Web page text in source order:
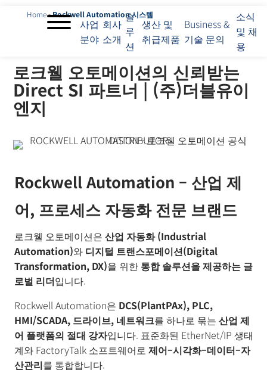
사업
분야
회사
소개
솔
루
션
생산 및
취급제품
Business &
기술 문의
소식
및 채
용
분
야
회
사
개
솔
션
생
산
및
급
제
품
BUSINESS
의
소
식
및
채
Home-Rockwell Automation 시스템
로크웰 오토메이션의 신뢰받는
Direct SI 파트너 | (주)더블유이
엔지
Rockwell Automation – 산업 제
어, 프로세스 자동화 전문 브랜드
로크웰 오토메이션은산업 자동화(Industrial
Automation)와 디지털 트랜스포메이션(Digital
Transformation, DX)을 위한 통합 솔루션을 제공하는 글
로벌 리더입니다.
Rockwell Automation은 DCS(PlantPAx), PLC,
HMI/SCADA, 드라이브, 네트워크를 하나로 묶는산업 제
어 플랫폼의 절대 강자입니다. 표준화된 EtherNet/IP 생태
계와 FactoryTalk 소프트웨어로제어–시각화–데이터–자
산관리를 통합합니다.